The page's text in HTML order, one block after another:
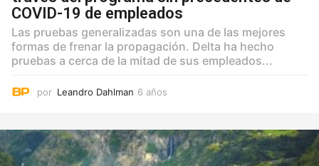
COVID-19 de empleados
Las pruebas generalizadas son una de las mejores
formas de frenar la propagación. Delta ha hecho
pruebas a cerca de la mitad de sus empleados...
por Leandro Dahlman 6 años
o
s